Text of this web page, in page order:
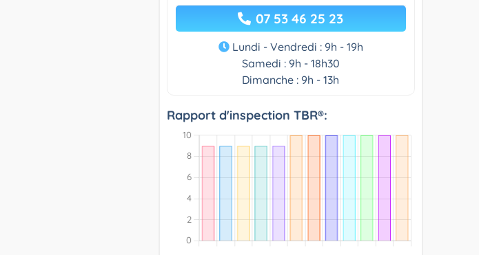
07 53 46 25 23
Lundi - Vendredi : 9h - 19h
Samedi : 9h - 18h30
Dimanche : 9h - 13h
Rapport d'inspection TBR®: